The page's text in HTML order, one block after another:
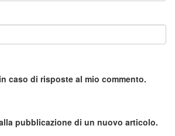
caso di risposte al mio commento.
pubblicazione di un nuovo articolo.